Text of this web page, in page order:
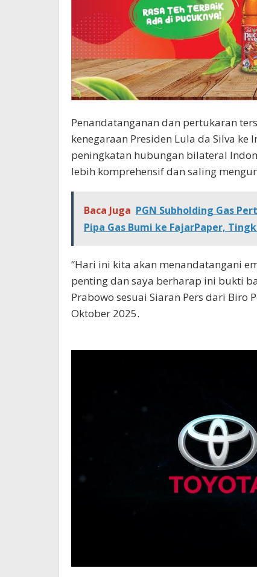
Penandatanganan dan pertukaran
kenegaraan Presiden Lula da Silva
peningkatan hubungan bilateral
lebih komprehensif dan saling
Baca Juga PGN Subholding Gas
Pipa Gas Bumi ke FajarPaper,
“Hari ini kita akan menandatangani
penting dan saya berharap ini bukti
Prabowo sesuai Siaran Pers dari Biro
Oktober 2025.